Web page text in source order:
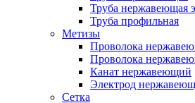
Труба нержавеющая
Труба профильная
Метизы
Проволока
Проволока
Канат нержавеющий
Электрод
Сетка